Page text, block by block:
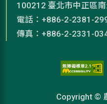
100212 臺北市中正區
電話：+886-2-2381-
傳真：+886-2-2331-
Copyright ©